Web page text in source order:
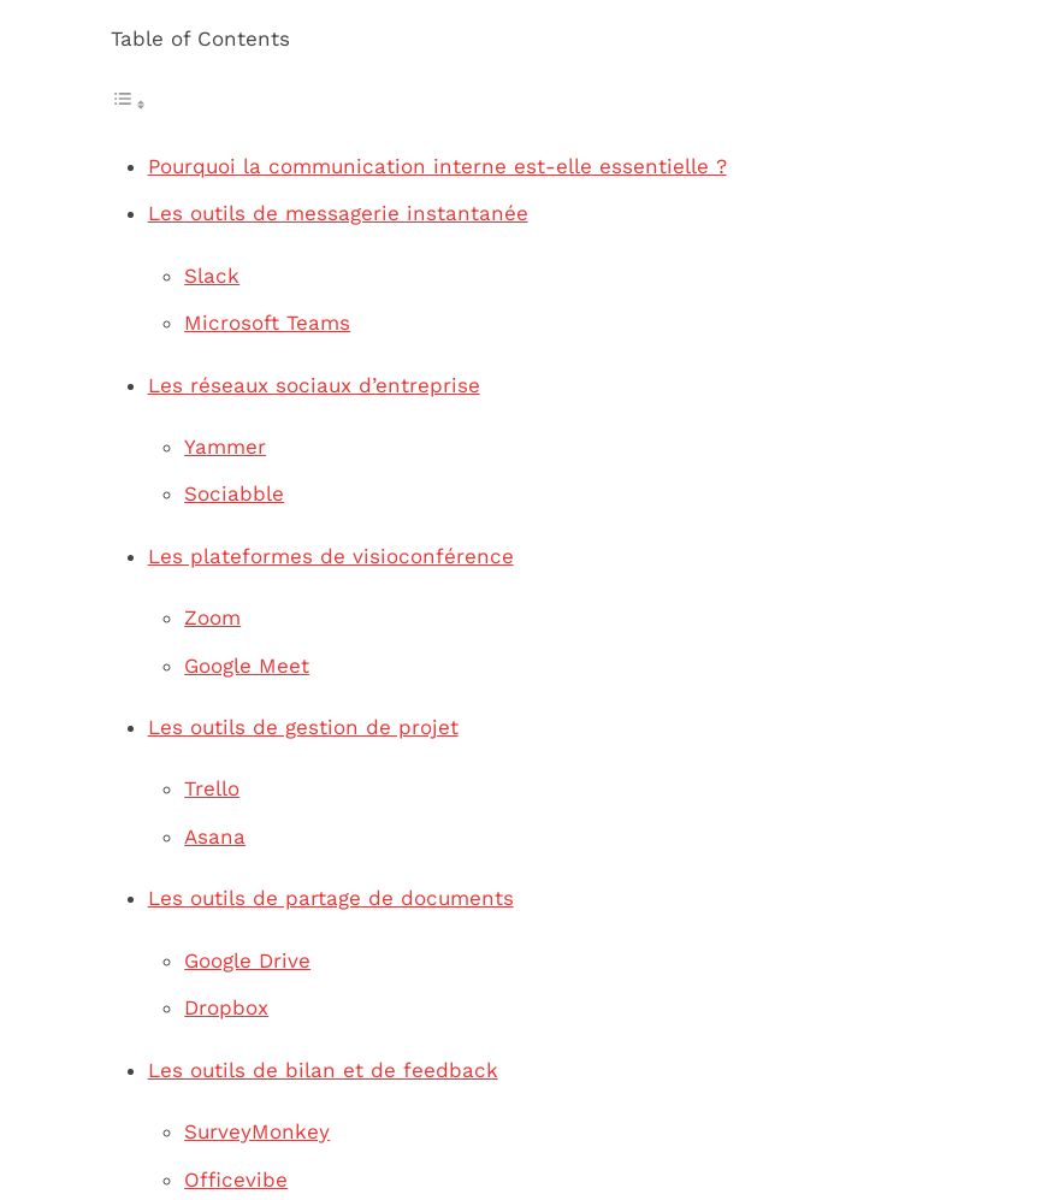
Table of Contents
Pourquoi la communication interne est-elle essentielle ?
Les outils de messagerie instantanée
Slack
Microsoft Teams
Les réseaux sociaux d’entreprise
Yammer
Sociabble
Les plateformes de visioconférence
Zoom
Google Meet
Les outils de gestion de projet
Trello
Asana
Les outils de partage de documents
Google Drive
Dropbox
Les outils de bilan et de feedback
SurveyMonkey
Officevibe